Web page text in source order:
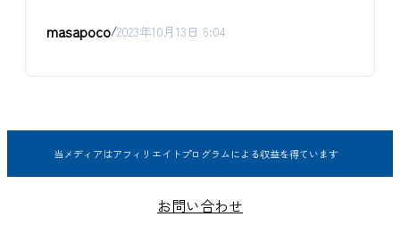
masapoco/2023年10月13日 6:04
当メディアはアフィリエイトプログラムによる収益を得ています
お問い合わせ